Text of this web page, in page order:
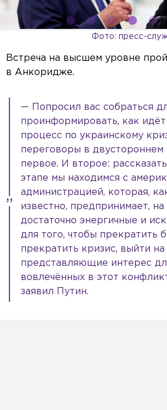
Фото: пресс-
Встреча на высшем уровне
в Анкоридже.
— Попросил вас собраться
проинформировать, как
процесс по украинскому
переговоры в двустороннем
первое. И второе:
этапе мы находимся с
администрацией, которая,
известно, предпринимает, на
достаточно энергичные и
для того, чтобы прекратить
прекратить кризис, выйти
представляющие интерес
вовлечённых в этот
заявил Путин.